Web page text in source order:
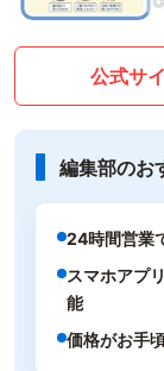
公式サ
編集部のお
24時間営業
スマホアプ
能
価格がお手